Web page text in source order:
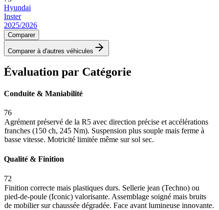
Hyundai
Inster
2025/2026
Comparer
Comparer à d'autres véhicules
Évaluation par Catégorie
Conduite & Maniabilité
76
Agrément préservé de la R5 avec direction précise et accélérations
franches (150 ch, 245 Nm). Suspension plus souple mais ferme à
basse vitesse. Motricité limitée même sur sol sec.
Qualité & Finition
72
Finition correcte mais plastiques durs. Sellerie jean (Techno) ou
pied-de-poule (Iconic) valorisante. Assemblage soigné mais bruits
de mobilier sur chaussée dégradée. Face avant lumineuse innovante.